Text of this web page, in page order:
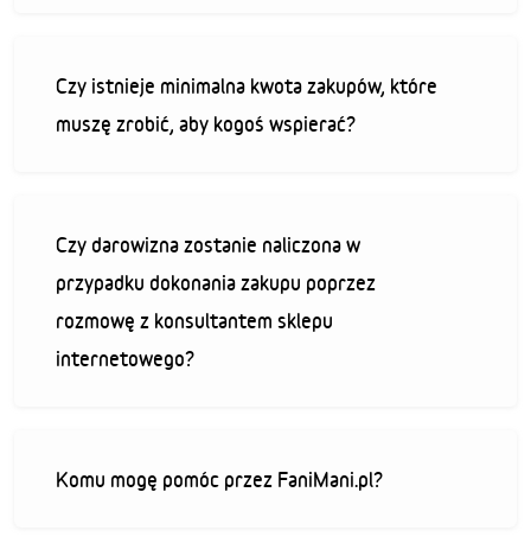
Czy istnieje minimalna kwota zakupów, które
muszę zrobić, aby kogoś wspierać?
Czy darowizna zostanie naliczona w
przypadku dokonania zakupu poprzez
rozmowę z konsultantem sklepu
internetowego?
Komu mogę pomóc przez FaniMani.pl?